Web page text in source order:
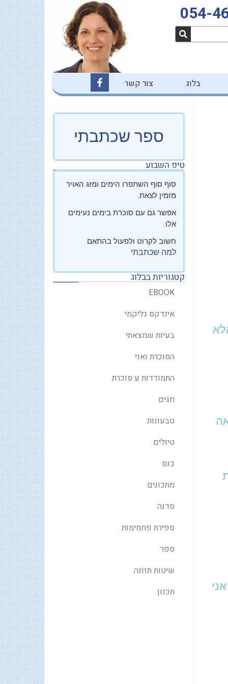
054-
בלוג צור קשר
c
b
o
k
f
ספר שכתבתי
טיפ השבוע
סוף סוף השתפרו הימים ומזג האויר
מזמין לצאת.
אפשר גם עם סוכרת בימים נעימים
אלו.
חשוב לקרוט ולפעול בהתאם
למה שכתבתי
קטגוריות בבלוג
EBOOK
אינדקס גליקמי
בעיות שמצאתי
הסוכרת ואני
התמודדות ע סוכרת
חגים
טבעונות
טיולים
כנס
מתכונים
סדנה
ספירת פחמימות
ספר
שיטות תזונה
תכנון